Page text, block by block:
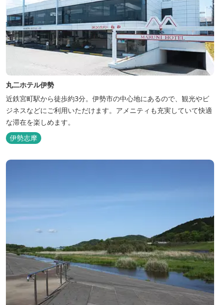
丸二ホテル伊勢
近鉄宮町駅から徒歩約3分。伊勢市の中心地にあるので、観光やビ
ジネスなどにご利用いただけます。アメニティも充実していて快適
な滞在を楽しめます。
伊勢志摩